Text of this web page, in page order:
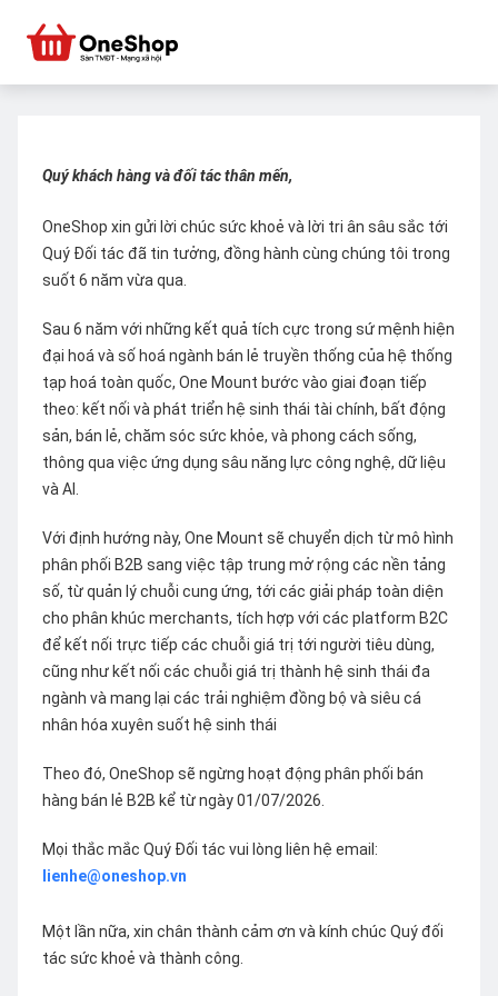
Quý khách hàng và đối tác thân mến,
OneShop xin gửi lời chúc sức khoẻ và lời tri ân sâu sắc tới
Quý Đối tác đã tin tưởng, đồng hành cùng chúng tôi trong
suốt 6 năm vừa qua.
Sau 6 năm với những kết quả tích cực trong sứ mệnh hiện
đại hoá và số hoá ngành bán lẻ truyền thống của hệ thống
tạp hoá toàn quốc, One Mount bước vào giai đoạn tiếp
theo: kết nối và phát triển hệ sinh thái tài chính, bất động
sản, bán lẻ, chăm sóc sức khỏe, và phong cách sống,
thông qua việc ứng dụng sâu năng lực công nghệ, dữ liệu
và AI.
Với định hướng này, One Mount sẽ chuyển dịch từ mô hình
phân phối B2B sang việc tập trung mở rộng các nền tảng
số, từ quản lý chuỗi cung ứng, tới các giải pháp toàn diện
cho phân khúc merchants, tích hợp với các platform B2C
để kết nối trực tiếp các chuỗi giá trị tới người tiêu dùng,
cũng như kết nối các chuỗi giá trị thành hệ sinh thái đa
ngành và mang lại các trải nghiệm đồng bộ và siêu cá
nhân hóa xuyên suốt hệ sinh thái
Theo đó, OneShop sẽ ngừng hoạt động phân phối bán
hàng bán lẻ B2B kể từ ngày 01/07/2026.
Mọi thắc mắc Quý Đối tác vui lòng liên hệ email:
lienhe@oneshop.vn
Một lần nữa, xin chân thành cảm ơn và kính chúc Quý đối
tác sức khoẻ và thành công.